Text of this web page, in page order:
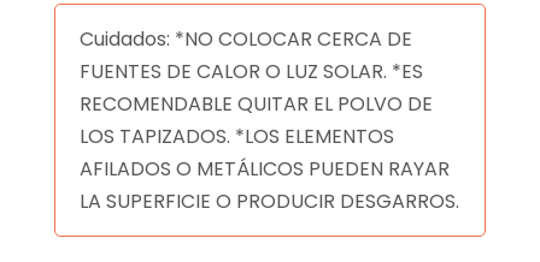
Cuidados: *NO COLOCAR CERCA DE
FUENTES DE CALOR O LUZ SOLAR. *ES
RECOMENDABLE QUITAR EL POLVO DE
LOS TAPIZADOS. *LOS ELEMENTOS
AFILADOS O METÁLICOS PUEDEN RAYAR
LA SUPERFICIE O PRODUCIR DESGARROS.